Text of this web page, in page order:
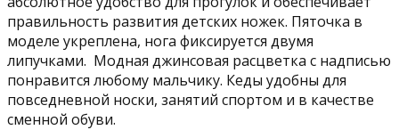
правильность развития детских ножек. Пяточка в
моделе укреплена, нога фиксируется двумя
липучками. Модная джинсовая расцветка с надписью
понравится любому мальчику. Кеды удобны для
повседневной носки, занятий спортом и в качестве
сменной обуви.